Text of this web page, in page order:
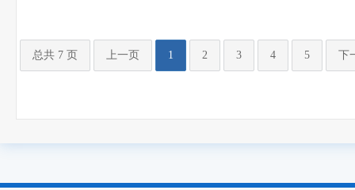
总共 7 页 上一页 1 2 3 4 5 下